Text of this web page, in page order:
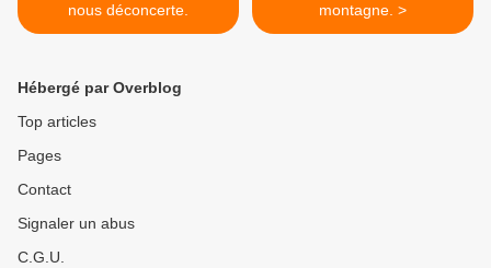
nous déconcerte.
montagne. >
Hébergé par Overblog
Top articles
Pages
Contact
Signaler un abus
C.G.U.